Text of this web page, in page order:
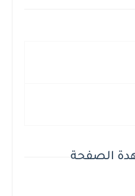
الصفحة